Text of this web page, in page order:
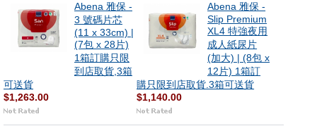
Abena 雅保 -
3 號碼片芯
(11 x 33cm) |
(7包 x 28片)
1箱訂購只限
到店取貨,3箱
可送貨
$1,263.00
Abena 雅保 -
Slip Premium
XL4 特強夜用
成人紙尿片
(加大) | (8包 x
12片) 1箱訂
購只限到店取貨.3箱可送貨
$1,140.00